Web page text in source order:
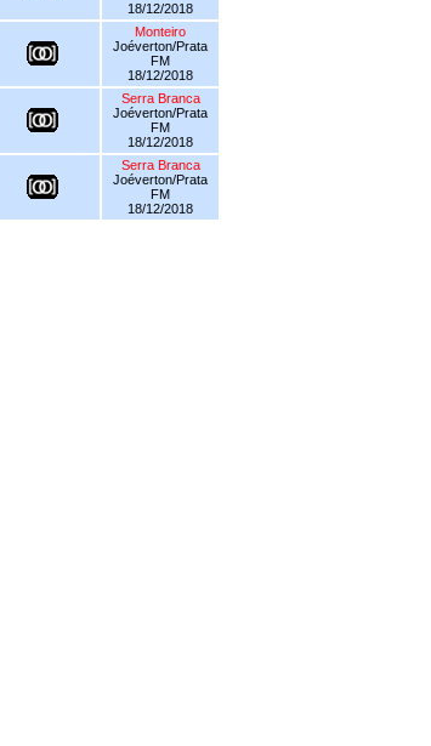
18/12/2018
Monteiro
Joéverton/Prata
FM
18/12/2018
Serra Branca
Joéverton/Prata
FM
18/12/2018
Serra Branca
Joéverton/Prata
FM
18/12/2018